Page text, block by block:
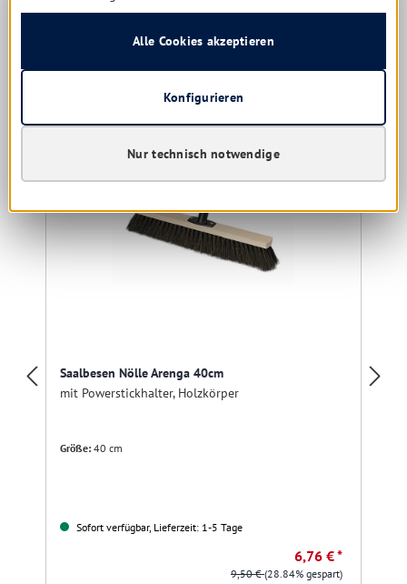
Details
Produktgalerie überspringen
Saalbesen Nölle Arenga 40cm
mit Powerstickhalter, Holzkörper
Größe: 40 cm
Sofort verfügbar, Lieferzeit: 1-5 Tage
6,76 € *
9,50 €(28.84% gespart)
Nur technisch notwendige
Konfigurieren
Alle Cookies akzeptieren